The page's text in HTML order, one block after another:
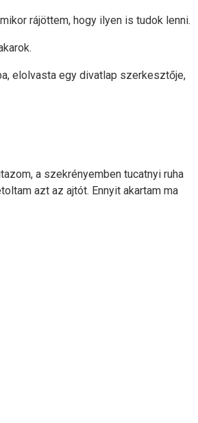
rájöttem, hogy ilyen is tudok lenni.
elolvasta egy divatlap szerkesztője,
a szekrényemben tucatnyi ruha
azt az ajtót. Ennyit akartam ma